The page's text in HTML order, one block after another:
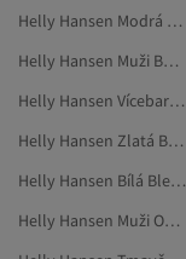
Helly Hansen Modrá Oblečení
Helly Hansen Muži Bundy
Helly Hansen Vícebarevné Vesty
Helly Hansen Zlatá Barva Trička
Helly Hansen Bílá Blejzry A Vesty
Helly Hansen Muži Obuv